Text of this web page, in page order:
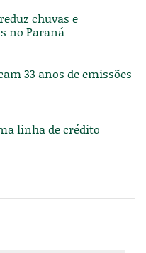
chuvas e
no Paraná
33 anos de emissões
linha de crédito